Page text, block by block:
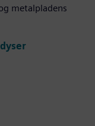
metalpladens